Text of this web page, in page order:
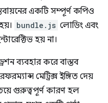
একটি সম্পূর্ণ কপিও
bundle.js লোডিং এবং
হয় না।
ব্যবহার করে বাস্তব
মেট্রিক্স ইঙ্গিত দেয়
গুরুত্বপূর্ণ কারণ হল